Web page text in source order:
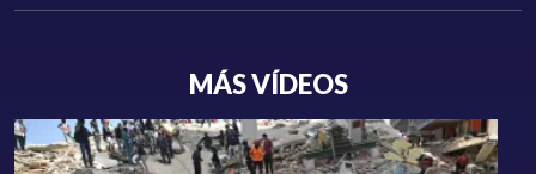
MÁS VÍDEOS